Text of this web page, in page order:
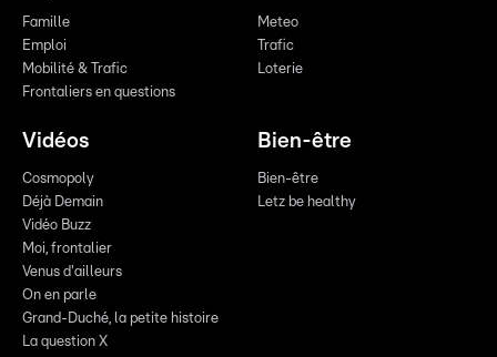
Famille
Emploi
Mobilité & Trafic
Frontaliers en questions
Meteo
Trafic
Loterie
Vidéos
Cosmopoly
Déjà Demain
Vidéo Buzz
Moi, frontalier
Venus d'ailleurs
On en parle
Grand-Duché, la petite histoire
La question X
Bien-être
Bien-être
Letz be healthy